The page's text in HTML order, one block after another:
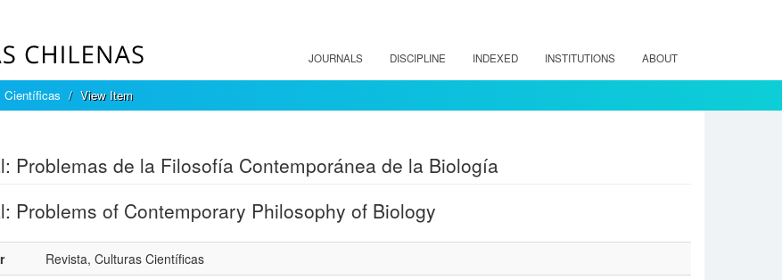
JOURNALS DISCIPLINE INDEXED INSTITUTIONS ABOUT
Científicas View Item
Problemas de la Filosofía Contemporánea de la Biología
Problems of Contemporary Philosophy of Biology
Revista, Culturas Científicas